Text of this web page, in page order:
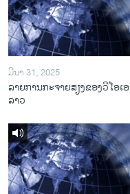
ມີນາ 31, 2025
ລາຍການກະຈາຍສຽງຂອງວີໂອເອ
ລາວ